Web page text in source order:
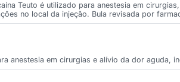
Teuto é utilizado para anestesia em
no local da injeção. Bula revisada por
anestesia em cirurgias e alívio da dor